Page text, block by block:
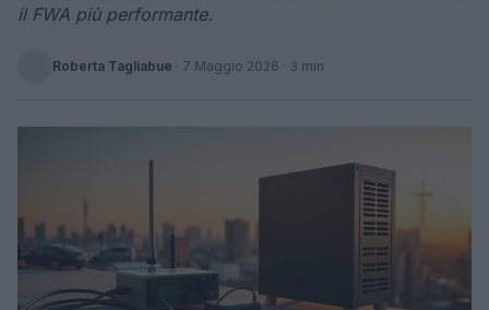
il FWA più performante.
Roberta Tagliabue · 7 Maggio 2026 · 3 min